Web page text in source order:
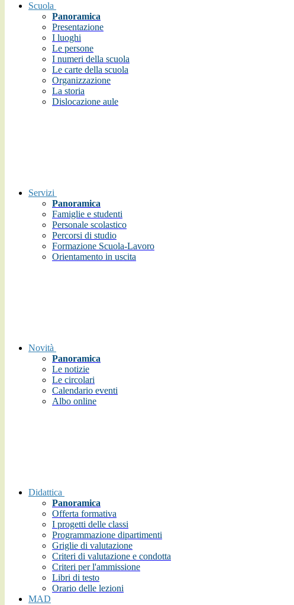
Scuola
Panoramica
Presentazione
I luoghi
Le persone
I numeri della scuola
Le carte della scuola
Organizzazione
La storia
Dislocazione aule
Servizi
Panoramica
Famiglie e studenti
Personale scolastico
Percorsi di studio
Formazione Scuola-Lavoro
Orientamento in uscita
Novità
Panoramica
Le notizie
Le circolari
Calendario eventi
Albo online
Didattica
Panoramica
Offerta formativa
I progetti delle classi
Programmazione dipartimenti
Griglie di valutazione
Criteri di valutazione e condotta
Criteri per l'ammissione
Libri di testo
Orario delle lezioni
MAD